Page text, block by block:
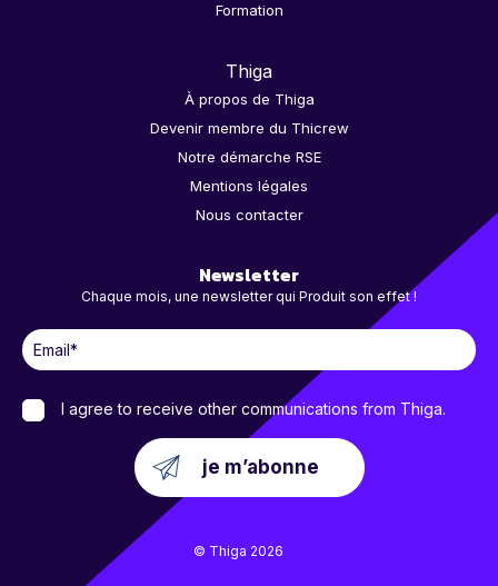
Formation
Thiga
À propos de Thiga
Devenir membre du Thicrew
Notre démarche RSE
Mentions légales
Nous contacter
Newsletter
Chaque mois, une newsletter qui Produit son effet !
I agree to receive other communications from Thiga.
© Thiga 2026